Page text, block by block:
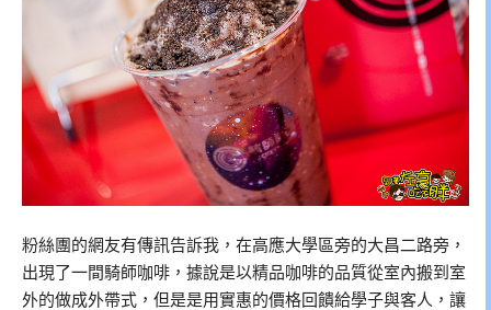
粉絲團的網友有傳訊告訴我，在高應大學區旁的大昌二路旁，
出現了一間騎師咖啡，據說是以精品咖啡的品質從室內搬到室
外的做成外帶式，但是是用實惠的價格回饋給學子與客人，讓